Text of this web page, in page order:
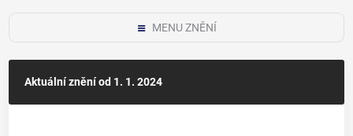
MENU ZNĚNÍ
Aktuální zněníod 1. 1. 2024